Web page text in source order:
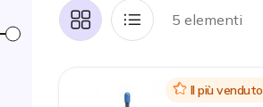
Griglia Lista 5 elementi
IconIl più venduto